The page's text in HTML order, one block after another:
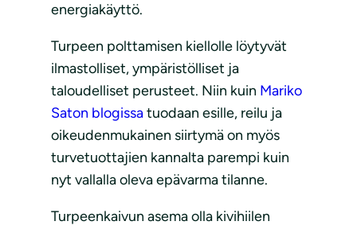
energiakäyttö.
Turpeen polttamisen kiellolle löytyvät
ilmastolliset, ympäristölliset ja
taloudelliset perusteet. Niin kuin Mariko
Saton blogissatuodaan esille, reilu ja
oikeudenmukainen siirtymä on myös
turvetuottajien kannalta parempi kuin
nyt vallalla oleva epävarma tilanne.
Turpeenkaivun asema olla kivihiilen